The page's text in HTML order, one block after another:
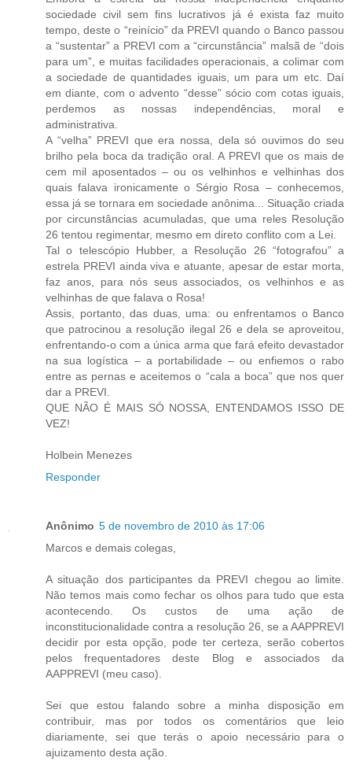
sociedade civil sem fins lucrativos já é exista faz muito
tempo, deste o “reinício” da PREVI quando o Banco passou
a “sustentar” a PREVI com a “circunstância” malsã de “dois
para um”, e muitas facilidades operacionais, a colimar com
a sociedade de quantidades iguais, um para um etc. Daí
em diante, com o advento “desse” sócio com cotas iguais,
perdemos as nossas independências, moral e
administrativa.
A “velha” PREVI que era nossa, dela só ouvimos do seu
brilho pela boca da tradição oral. A PREVI que os mais de
cem mil aposentados – ou os velhinhos e velhinhas dos
quais falava ironicamente o Sérgio Rosa – conhecemos,
essa já se tornara em sociedade anônima... Situação criada
por circunstâncias acumuladas, que uma reles Resolução
26 tentou regimentar, mesmo em direto conflito com a Lei.
Tal o telescópio Hubber, a Resolução 26 “fotografou” a
estrela PREVI ainda viva e atuante, apesar de estar morta,
faz anos, para nós seus associados, os velhinhos e as
velhinhas de que falava o Rosa!
Assis, portanto, das duas, uma: ou enfrentamos o Banco
que patrocinou a resolução ilegal 26 e dela se aproveitou,
enfrentando-o com a única arma que fará efeito devastador
na sua logística – a portabilidade – ou enfiemos o rabo
entre as pernas e aceitemos o “cala a boca” que nos quer
dar a PREVI.
QUE NÃO É MAIS SÓ NOSSA, ENTENDAMOS ISSO DE
VEZ!
Holbein Menezes
Responder
Anônimo 5 de novembro de 2010 às 17:06
Marcos e demais colegas,
A situação dos participantes da PREVI chegou ao limite.
Não temos mais como fechar os olhos para tudo que esta
acontecendo. Os custos de uma ação de
inconstitucionalidade contra a resolução 26, se a AAPPREVI
decidir por esta opção, pode ter certeza, serão cobertos
pelos frequentadores deste Blog e associados da
AAPPREVI (meu caso).
Sei que estou falando sobre a minha disposição em
contribuir, mas por todos os comentários que leio
diariamente, sei que terás o apoio necessário para o
ajuizamento desta ação.